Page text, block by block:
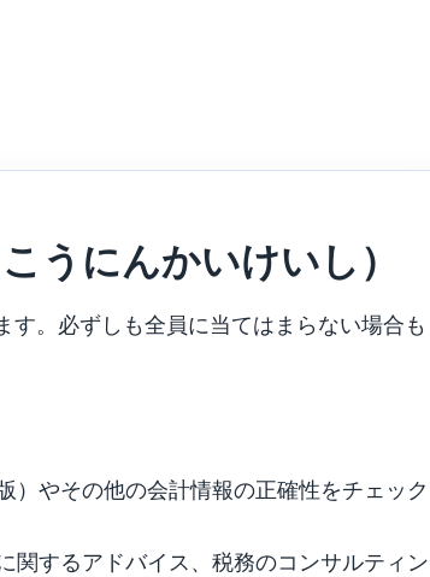
うにんかいけいし）
。必ずしも全員に当てはまらない場合も
）やその他の会計情報の正確性をチェック
関するアドバイス、税務のコンサルティン